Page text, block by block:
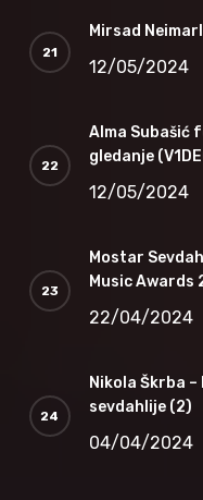
Mirsad
12/05/2024
Alma Subašić
gledanje
12/05/2024
Mostar
Music Awards
22/04/2024
Nikola Škrba –
sevdahlije (2)
04/04/2024